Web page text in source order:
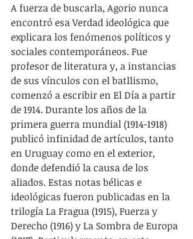
A fuerza de buscarla, Agorio nunca
encontró esa Verdad ideológica que
explicara los fenómenos políticos y
sociales contemporáneos. Fue
profesor de literatura y, a instancias
de sus vínculos con el batllismo,
comenzó a escribir en El Día a partir
de 1914. Durante los años de la
primera guerra mundial (1914-1918)
publicó infinidad de artículos, tanto
en Uruguay como en el exterior,
donde defendió la causa de los
aliados. Estas notas bélicas e
ideológicas fueron publicadas en la
trilogía La Fragua (1915), Fuerza y
Derecho (1916) y La Sombra de Europa